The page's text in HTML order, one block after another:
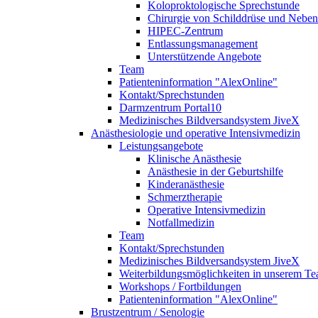
Koloproktologische Sprechstunde
Chirurgie von Schilddrüse und
HIPEC-Zentrum
Entlassungsmanagement
Unterstützende Angebote
Team
Patienteninformation "AlexOnline"
Kontakt/Sprechstunden
Darmzentrum Portal10
Medizinisches Bildversandsystem JiveX
Anästhesiologie und operative Intensivmedizin
Leistungsangebote
Klinische Anästhesie
Anästhesie in der Geburtshilfe
Kinderanästhesie
Schmerztherapie
Operative Intensivmedizin
Notfallmedizin
Team
Kontakt/Sprechstunden
Medizinisches Bildversandsystem JiveX
Weiterbildungsmöglichkeiten in unserem
Workshops / Fortbildungen
Patienteninformation "AlexOnline"
Brustzentrum / Senologie